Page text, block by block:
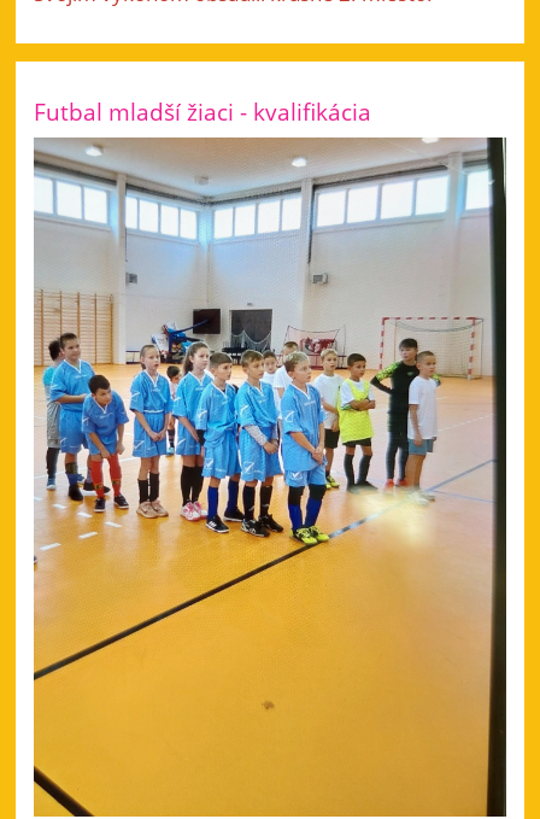
Futbal mladší žiaci - kvalifikácia